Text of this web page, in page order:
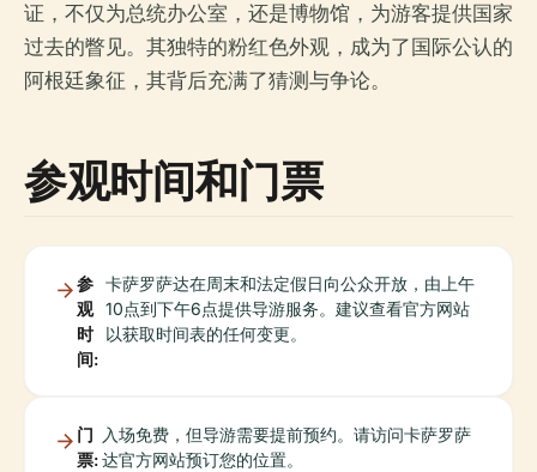
证，不仅为总统办公室，还是博物馆，为游客提供国家
过去的瞥见。其独特的粉红色外观，成为了国际公认的
阿根廷象征，其背后充满了猜测与争论。
参观时间和门票
参
观
时
间:
卡萨罗萨达在周末和法定假日向公众开放，由上午
10点到下午6点提供导游服务。建议查看官方网站
以获取时间表的任何变更。
门
票:
入场免费，但导游需要提前预约。请访问卡萨罗萨
达官方网站预订您的位置。